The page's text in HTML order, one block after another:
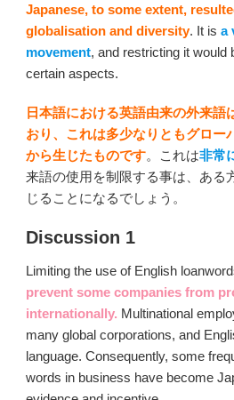
Japanese, to some extent,
globalisation and diversity. It is a
movement, and restricting it would
certain aspects.
日本語における英語由来の外来語
おり、これは多少なりともグロー
から生じたものです。これは非常
来語の使用を制限する事は、ある
じることになるでしょう。
Discussion 1
Limiting the use of English
prevent some companies from
internationally. Multinational
many global corporations, and
language. Consequently, some
words in business have become